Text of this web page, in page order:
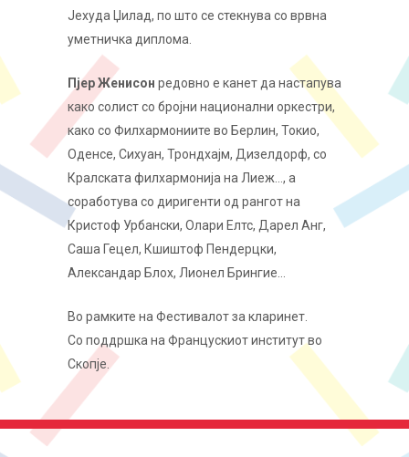
Јехуда Џилад, по што се стекнува со врвна
уметничка диплома.
Пјер Женисон редовно е канет да настапува
како солист со бројни национални оркестри,
како со Филхармониите во Берлин, Токио,
Оденсе, Сихуан, Трондхајм, Дизелдорф, со
Кралската филхармонија на Лиеж…, а
соработува со диригенти од рангот на
Кристоф Урбански, Олари Елтс, Дарел Анг,
Саша Гецел, Кшиштоф Пендерцки,
Александар Блох, Лионел Брингие…
Во рамките на Фестивалот за кларинет.
Со поддршка на Францускиот институт во
Скопје.